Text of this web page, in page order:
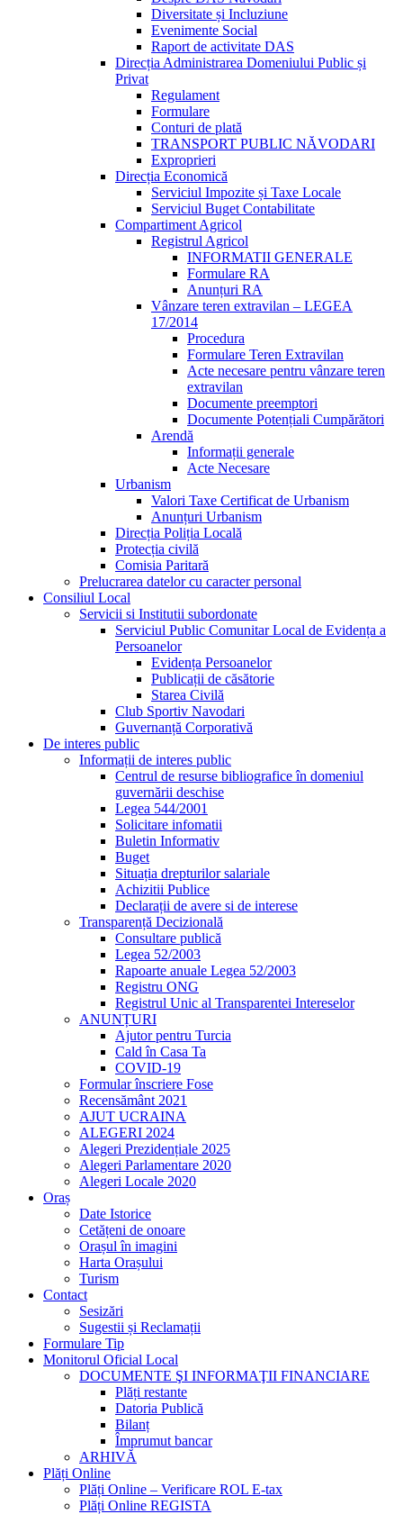
Diversitate și Incluziune
Evenimente Social
Raport de activitate DAS
Direcția Administrarea Domeniului Public și
Privat
Regulament
Formulare
Conturi de plată
TRANSPORT PUBLIC NĂVODARI
Exproprieri
Direcția Economică
Serviciul Impozite și Taxe Locale
Serviciul Buget Contabilitate
Compartiment Agricol
Registrul Agricol
INFORMATII GENERALE
Formulare RA
Anunțuri RA
Vânzare teren extravilan – LEGEA
17/2014
Procedura
Formulare Teren Extravilan
Acte necesare pentru vânzare teren
extravilan
Documente preemptori
Documente Potențiali Cumpărători
Arendă
Informații generale
Acte Necesare
Urbanism
Valori Taxe Certificat de Urbanism
Anunțuri Urbanism
Direcția Poliția Locală
Protecția civilă
Comisia Paritară
Prelucrarea datelor cu caracter personal
Consiliul Local
Servicii si Institutii subordonate
Serviciul Public Comunitar Local de Evidența a
Persoanelor
Evidența Persoanelor
Publicații de căsătorie
Starea Civilă
Club Sportiv Navodari
Guvernanță Corporativă
De interes public
Informații de interes public
Centrul de resurse bibliografice în domeniul
guvernării deschise
Legea 544/2001
Solicitare infomatii
Buletin Informativ
Buget
Situația drepturilor salariale
Achizitii Publice
Declarații de avere si de interese
Transparență Decizională
Consultare publică
Legea 52/2003
Rapoarte anuale Legea 52/2003
Registru ONG
Registrul Unic al Transparentei Intereselor
ANUNȚURI
Ajutor pentru Turcia
Cald în Casa Ta
COVID-19
Formular înscriere Fose
Recensământ 2021
AJUT UCRAINA
ALEGERI 2024
Alegeri Prezidențiale 2025
Alegeri Parlamentare 2020
Alegeri Locale 2020
Oraș
Date Istorice
Cetățeni de onoare
Orașul în imagini
Harta Orașului
Turism
Contact
Sesizări
Sugestii și Reclamații
Formulare Tip
Monitorul Oficial Local
DOCUMENTE ŞI INFORMAŢII FINANCIARE
Plăți restante
Datoria Publică
Bilanț
Împrumut bancar
ARHIVĂ
Plăți Online
Plăți Online – Verificare ROL E-tax
Plăți Online REGISTA